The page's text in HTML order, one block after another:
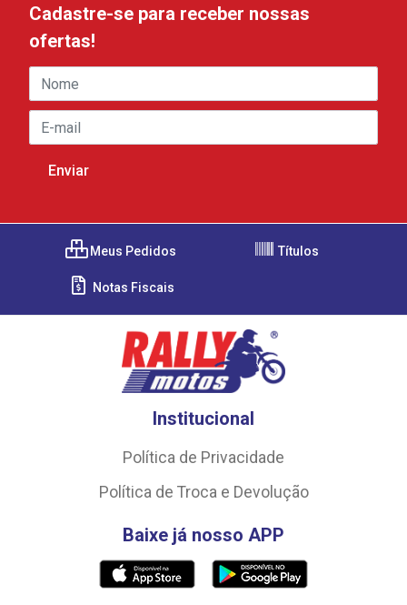
Cadastre-se para receber nossas
ofertas!
Meus Pedidos Títulos
Notas Fiscais
Institucional
Política de Privacidade
Política de Troca e Devolução
Baixe já nosso APP